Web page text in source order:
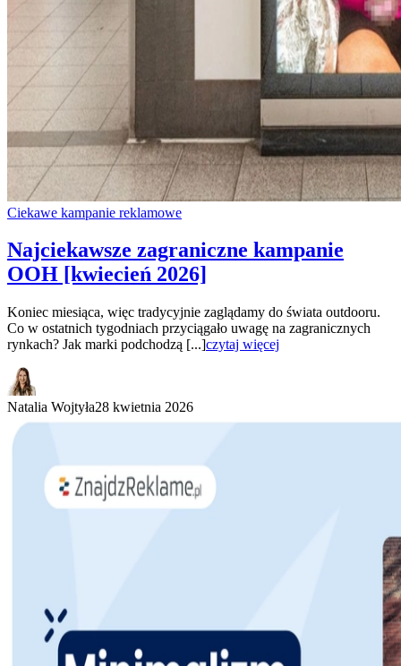
Ciekawe kampanie reklamowe
Najciekawsze zagraniczne kampanie
OOH [kwiecień 2026]
Koniec miesiąca, więc tradycyjnie zaglądamy do świata outdooru.
Co w ostatnich tygodniach przyciągało uwagę na zagranicznych
rynkach? Jak marki podchodzą [...]czytaj więcej
Natalia Wojtyła28 kwietnia 2026